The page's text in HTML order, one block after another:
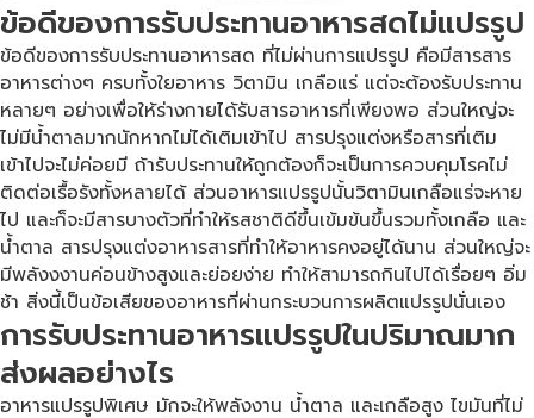
ข้อดีของการรับประทานอาหารสดไม่แปรรูป
ข้อดีของการรับประทานอาหารสด ที่ไม่ผ่านการแปรรูป คือมีสารสาร
อาหารต่างๆ ครบทั้งใยอาหาร วิตามิน เกลือแร่ แต่จะต้องรับประทาน
หลายๆ อย่างเพื่อให้ร่างกายได้รับสารอาหารที่เพียงพอ ส่วนใหญ่จะ
ไม่มีน้ำตาลมากนักหากไม่ได้เติมเข้าไป สารปรุงแต่งหรือสารที่เติม
เข้าไปจะไม่ค่อยมี ถ้ารับประทานให้ถูกต้องก็จะเป็นการควบคุมโรคไม่
ติดต่อเรื้อรังทั้งหลายได้ ส่วนอาหารแปรรูปนั้นวิตามินเกลือแร่จะหาย
ไป และก็จะมีสารบางตัวที่ทำให้รสชาติดีขึ้นเข้มข้นขึ้นรวมทั้งเกลือ และ
น้ำตาล สารปรุงแต่งอาหารสารที่ทำให้อาหารคงอยู่ได้นาน ส่วนใหญ่จะ
มีพลังงงานค่อนข้างสูงและย่อยง่าย ทำให้สามารถกินไปได้เรื่อยๆ อิ่ม
ช้า สิ่งนี้เป็นข้อเสียของอาหารที่ผ่านกระบวนการผลิตแปรรูปนั่นเอง
การรับประทานอาหารแปรรูปในปริมาณมาก
ส่งผลอย่างไร
อาหารแปรรูปพิเศษ มักจะให้พลังงาน น้ำตาล และเกลือสูง ไขมันที่ไม่